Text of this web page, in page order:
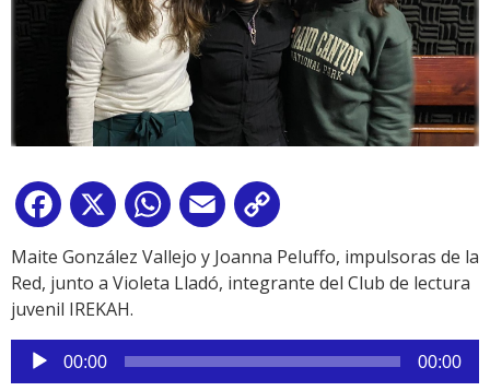
Facebook
X WhatsApp
Email
Link
Maite González Vallejo y Joanna Peluffo, impulsoras de la
Red, junto a Violeta Lladó, integrante del Club de lectura
juvenil IREKAH.
Reproductor
de
00:00 00:00